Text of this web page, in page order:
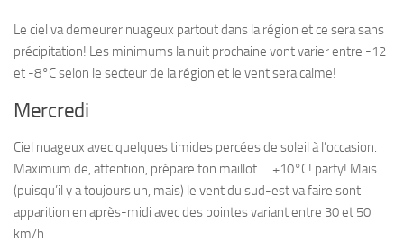
Le ciel va demeurer nuageux partout dans la région et ce sera sans
précipitation! Les minimums la nuit prochaine vont varier entre -12
et -8°C selon le secteur de la région et le vent sera calme!
Mercredi
Ciel nuageux avec quelques timides percées de soleil à l’occasion.
Maximum de, attention, prépare ton maillot…. +10°C! party! Mais
(puisqu’il y a toujours un, mais) le vent du sud-est va faire sont
apparition en après-midi avec des pointes variant entre 30 et 50
km/h.